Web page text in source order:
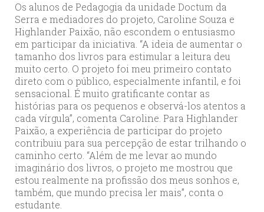
Os alunos de Pedagogia da unidade Doctum da
Serra e mediadores do projeto, Caroline Souza e
Highlander Paixão, não escondem o entusiasmo
em participar da iniciativa. “A ideia de aumentar o
tamanho dos livros para estimular a leitura deu
muito certo. O projeto foi meu primeiro contato
direto com o público, especialmente infantil, e foi
sensacional. É muito gratificante contar as
histórias para os pequenos e observá-los atentos a
cada vírgula”, comenta Caroline. Para Highlander
Paixão, a experiência de participar do projeto
contribuiu para sua percepção de estar trilhando o
caminho certo. “Além de me levar ao mundo
imaginário dos livros, o projeto me mostrou que
estou realmente na profissão dos meus sonhos e,
também, que mundo precisa ler mais”, conta o
estudante.